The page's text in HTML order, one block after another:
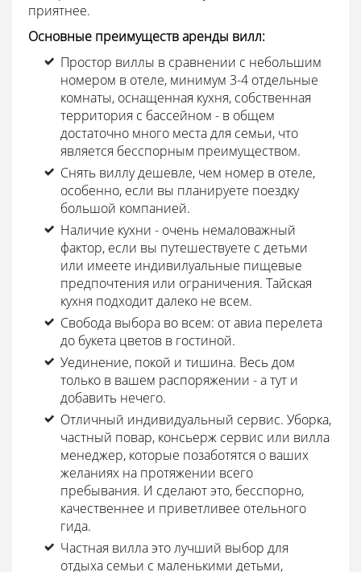
приятнее.
Основные преимуществ аренды вилл:
Простор виллы в сравнении с небольшим
номером в отеле, минимум 3-4 отдельные
комнаты, оснащенная кухня, собственная
территория с бассейном - в общем
достаточно много места для семьи, что
является бесспорным преимуществом.
Снять виллу дешевле, чем номер в отеле,
особенно, если вы планируете поездку
большой компанией.
Наличие кухни - очень немаловажный
фактор, если вы путешествуете с детьми
или имеете индивилуальные пищевые
предпочтения или ограничения. Тайская
кухня подходит далеко не всем.
Свобода выбора во всем: от авиа перелета
до букета цветов в гостиной.
Уединение, покой и тишина. Весь дом
только в вашем распоряжении - а тут и
добавить нечего.
Отличный индивидуальный сервис. Уборка,
частный повар, консьерж сервис или вилла
менеджер, которые позаботятся о ваших
желаниях на протяжении всего
пребывания. И сделают это, бесспорно,
качественнее и приветливее отельного
гида.
Частная вилла это лучший выбор для
отдыха семьи с маленькими детьми,